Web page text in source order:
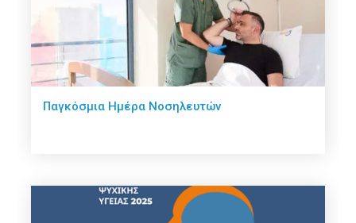
Παγκόσμια Ημέρα Νοσηλευτών